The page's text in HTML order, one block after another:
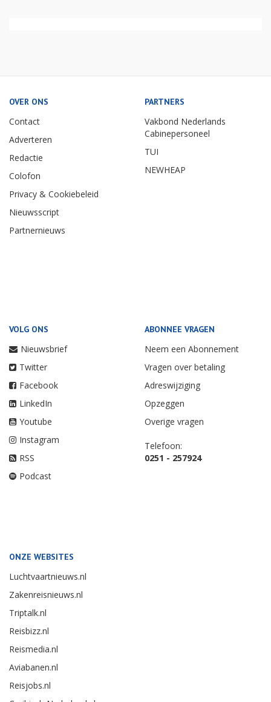
OVER ONS
Contact
Adverteren
Redactie
Colofon
Privacy & Cookiebeleid
Nieuwsscript
Partnernieuws
PARTNERS
Vakbond Nederlands
Cabinepersoneel
TUI
NEWHEAP
VOLG ONS
Nieuwsbrief
Twitter
Facebook
LinkedIn
Youtube
Instagram
RSS
Podcast
ABONNEE VRAGEN
Neem een Abonnement
Vragen over betaling
Adreswijziging
Opzeggen
Overige vragen
Telefoon:
0251 - 257924
ONZE WEBSITES
Luchtvaartnieuws.nl
Zakenreisnieuws.nl
Triptalk.nl
Reisbizz.nl
Reismedia.nl
Aviabanen.nl
Reisjobs.nl